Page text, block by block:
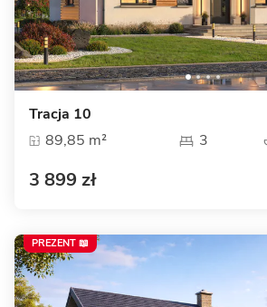
Tracja 10
89,85 m²
3
3 899 zł
PREZENT 📖